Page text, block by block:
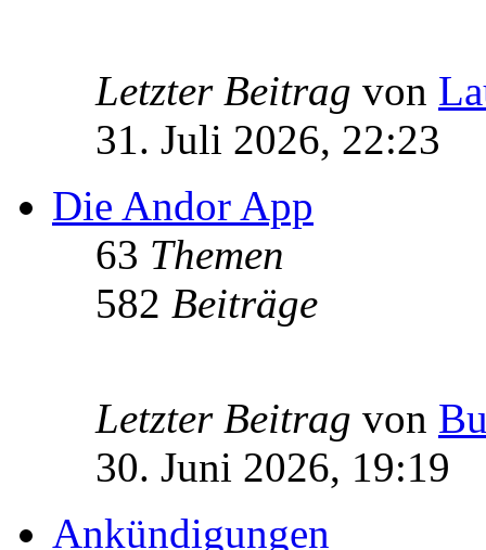
Letzter Beitrag von
31. Juli 2026, 22:23
Die Andor App
63 Themen
582 Beiträge
Letzter Beitrag von
30. Juni 2026, 19:19
Ankündigungen